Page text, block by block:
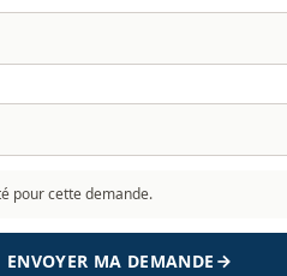
pour cette demande.
ENVOYER MA DEMANDE